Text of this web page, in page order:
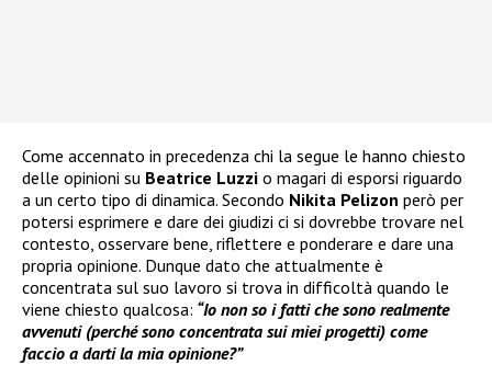
Come accennato in precedenza chi la segue le hanno chiesto
delle opinioni su Beatrice Luzzi o magari di esporsi riguardo
a un certo tipo di dinamica. Secondo Nikita Pelizon però per
potersi esprimere e dare dei giudizi ci si dovrebbe trovare nel
contesto, osservare bene, riflettere e ponderare e dare una
propria opinione. Dunque dato che attualmente è
concentrata sul suo lavoro si trova in difficoltà quando le
viene chiesto qualcosa: “Io non so i fatti che sono realmente
avvenuti (perché sono concentrata sui miei progetti) come
faccio a darti la mia opinione?”